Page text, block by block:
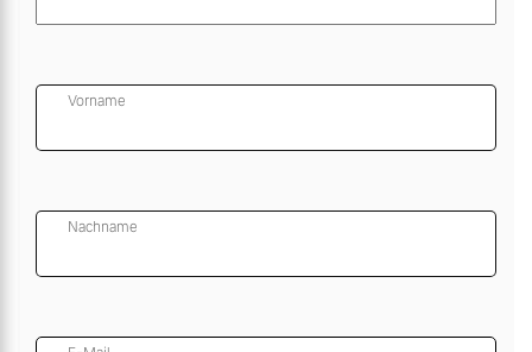
Vorname
Nachname